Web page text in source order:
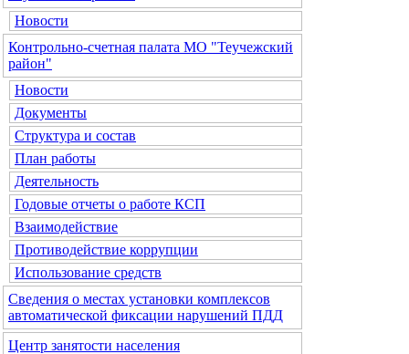
Новости
Контрольно-счетная палата МО "Теучежский
район"
Новости
Документы
Структура и состав
План работы
Деятельность
Годовые отчеты о работе КСП
Взаимодействие
Противодействие коррупции
Использование средств
Сведения о местах установки комплексов
автоматической фиксации нарушений ПДД
Центр занятости населения